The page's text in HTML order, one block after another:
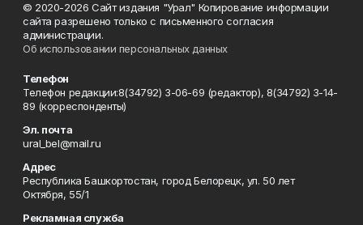
© 2020-2026 Сайт издания "Урал" Копирование информации
сайта разрешено только с письменного согласия
администрации.
Об использовании персональных данных
Телефон
Телефон редакции:8(34792) 3-06-69 (редактор), 8(34792) 3-14-
89 (корреспонденты)
Эл. почта
ural_bel@mail.ru
Адрес
Республика Башкортостан, город Белорецк, ул. 50 лет
Октября, 55/1
Рекламная служба